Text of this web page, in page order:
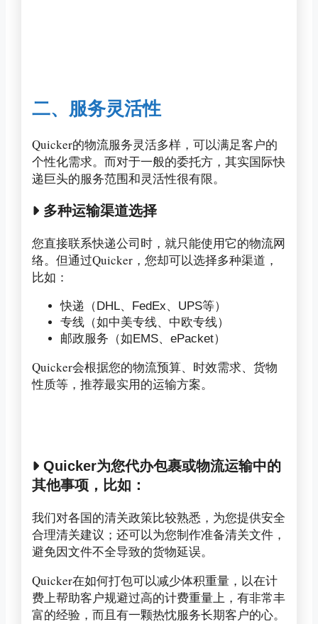
二、服务灵活性
Quicker的物流服务灵活多样，可以满足客户的
个性化需求。而对于一般的委托方，其实国际快
递巨头的服务范围和灵活性很有限。
多种运输渠道选择
您直接联系快递公司时，就只能使用它的物流网
络。但通过Quicker，您却可以选择多种渠道，
比如：
快递（DHL、FedEx、UPS等）
专线（如中美专线、中欧专线）
邮政服务（如EMS、ePacket）
Quicker会根据您的物流预算、时效需求、货物
性质等，推荐最实用的运输方案。
Quicker为您代办包裹或物流运输中的
其他事项，比如：
我们对各国的清关政策比较熟悉，为您提供安全
合理清关建议；还可以为您制作准备清关文件，
避免因文件不全导致的货物延误。
Quicker在如何打包可以减少体积重量，以在计
费上帮助客户规避过高的计费重量上，有非常丰
富的经验，而且有一颗热忱服务长期客户的心。